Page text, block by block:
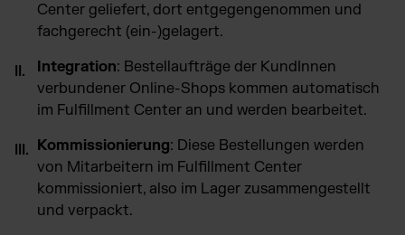
Center geliefert, dort entgegengenommen und
fachgerecht (ein-)gelagert.
Integration: Bestellaufträge der KundInnen
verbundener Online-Shops kommen automatisch
im Fulfillment Center an und werden bearbeitet.
Kommissionierung: Diese Bestellungen werden
von Mitarbeitern im Fulfillment Center
kommissioniert, also im Lager zusammengestellt
und verpackt.